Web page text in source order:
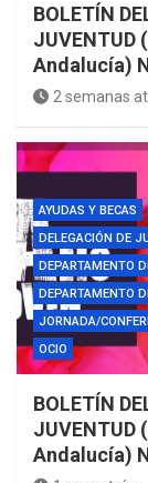
BOLETÍN
Andalucía)
2 semanas
AYUDAS Y BECAS
DELEGACIÓN DE
DEPARTAMENTO
DEPARTAMENTO
JORNADA/
OCIO
BOLETÍN
Andalucía)